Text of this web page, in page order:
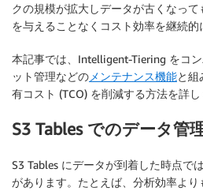
クの規模が拡大しデータが古くなっ
を与えることなくコスト効率を継続的
本記事では、Intelligent-Tiering をコ
ット管理などの メンテナンス機能と組
有コスト (TCO) を削減する方法を詳し
S3 Tables でのデータ管
S3 Tables にデータが到着した時点で
があります。たとえば、分析効率よ